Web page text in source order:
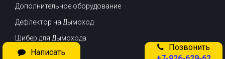
Дополнительное оборудование
Дефлектор на Дымоход
Шибер для Дымохода
Доставка
Позвонить
Написать